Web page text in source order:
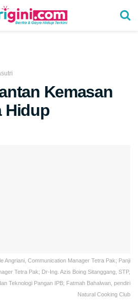
Kemasan
Hidup
Angriani, Communication Manager Tetra Pak; Panji
Tetra Pak; Dr-Ing. Azis Boing Sitanggang, STP,
Teknologi Pangan IPB; Fatmah Bahalwan, pendiri
Natural Cooking Club